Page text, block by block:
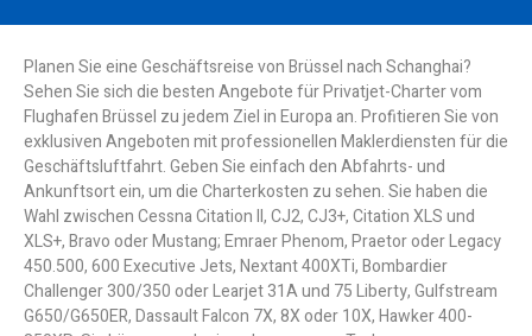
Planen Sie eine Geschäftsreise von Brüssel nach Schanghai?
Sehen Sie sich die besten Angebote für Privatjet-Charter vom
Flughafen Brüssel zu jedem Ziel in Europa an. Profitieren Sie von
exklusiven Angeboten mit professionellen Maklerdiensten für die
Geschäftsluftfahrt. Geben Sie einfach den Abfahrts- und
Ankunftsort ein, um die Charterkosten zu sehen. Sie haben die
Wahl zwischen Cessna Citation II, CJ2, CJ3+, Citation XLS und
XLS+, Bravo oder Mustang; Emraer Phenom, Praetor oder Legacy
450.500, 600 Executive Jets, Nextant 400XTi, Bombardier
Challenger 300/350 oder Learjet 31A und 75 Liberty, Gulfstream
G650/G650ER, Dassault Falcon 7X, 8X oder 10X, Hawker 400-